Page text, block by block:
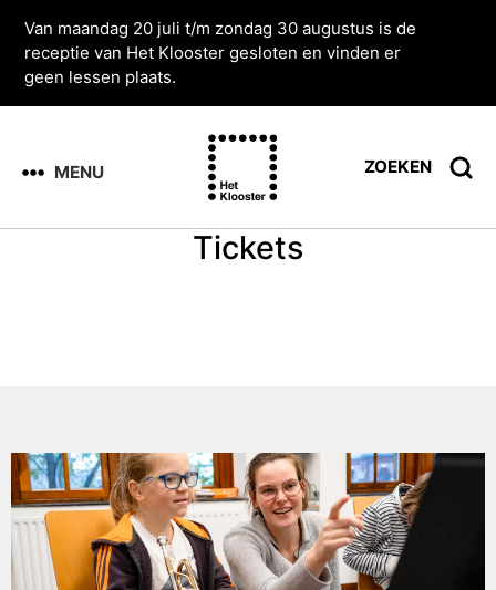
Van maandag 20 juli t/m zondag 30 augustus is de
receptie van Het Klooster gesloten en vinden er
geen lessen plaats.
MENU ZOEKEN
Tickets